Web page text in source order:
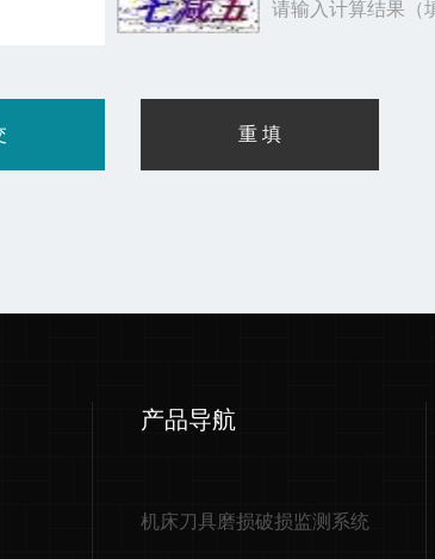
请输入计算结果（
产品导航
机床刀具磨损破损监测系统